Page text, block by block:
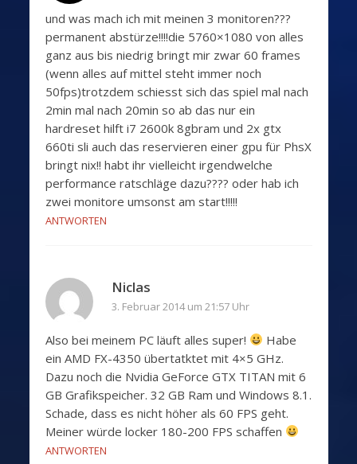
und was mach ich mit meinen 3 monitoren???
permanent abstürze!!!!die 5760×1080 von alles
ganz aus bis niedrig bringt mir zwar 60 frames
(wenn alles auf mittel steht immer noch
50fps)trotzdem schiesst sich das spiel mal nach
2min mal nach 20min so ab das nur ein
hardreset hilft i7 2600k 8gbram und 2x gtx
660ti sli auch das reservieren einer gpu für PhsX
bringt nix!! habt ihr vielleicht irgendwelche
performance ratschläge dazu???? oder hab ich
zwei monitore umsonst am start!!!!!
ANTWORTEN
Niclas
3. Februar 2014 um 21:57 Uhr
Also bei meinem PC läuft alles super!
Habe
ein AMD FX-4350 übertatktet mit 4×5 GHz.
Dazu noch die Nvidia GeForce GTX TITAN mit 6
GB Grafikspeicher. 32 GB Ram und Windows 8.1.
Schade, dass es nicht höher als 60 FPS geht.
Meiner würde locker 180-200 FPS schaffen
ANTWORTEN